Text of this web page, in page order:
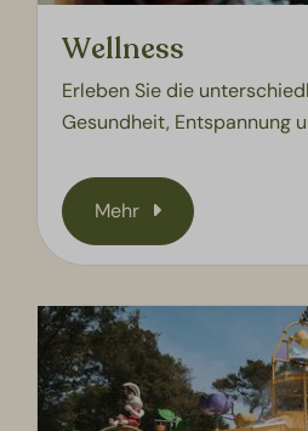
Wellness
Erleben Sie die
Gesundheit, Entspannung
Mehr